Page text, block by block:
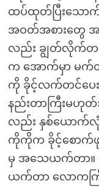
ထပ်ထုတ်ပြီးသော
အဝတ်အစားတွေ အ
လည်း ချွတ်လိုက်တ
က အောက်မှာ မက်
ကို ခိုင့်လက်တင်ပေး
နည်းတာကြီးမဟု
လည်း နှစ်ယောက်လုံ
ကိုကိုက ခိုင့်စော
မှ အသေယက်တာ။
ယက်တာ လောကက